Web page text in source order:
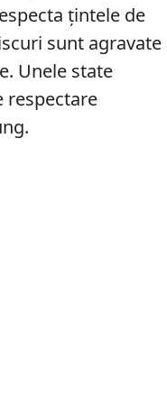
țintele de
sunt agravate
Unele state
respectare